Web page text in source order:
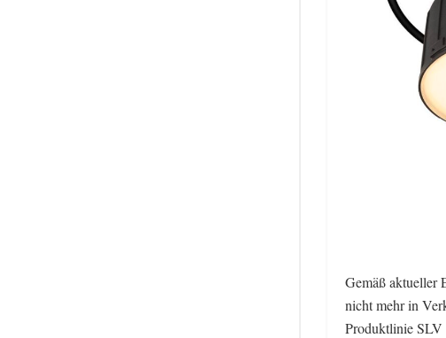
Gemäß aktueller
nicht mehr in
Produktlinie SLV